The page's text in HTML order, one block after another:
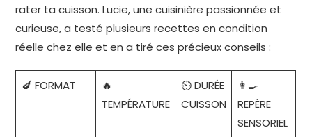
rater ta cuisson. Lucie, une cuisinière passionnée et
curieuse, a testé plusieurs recettes en condition
réelle chez elle et en a tiré ces précieux conseils :
🍆 FORMAT
🔥
TEMPÉRATURE
⏲ DURÉE
CUISSON
👩‍🍳
REPÈRE
SENSORIEL